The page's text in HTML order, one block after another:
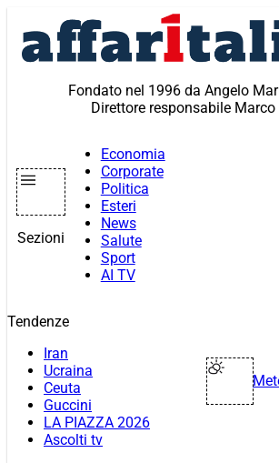
contenuto
Fondato nel 1996 da Angelo
Direttore responsabile
Sezioni
Economia
Corporate
Politica
Esteri
News
Salute
Sport
AI TV
Tendenze
Iran
Ucraina
Ceuta
Guccini
LA PIAZZA 2026
Ascolti tv